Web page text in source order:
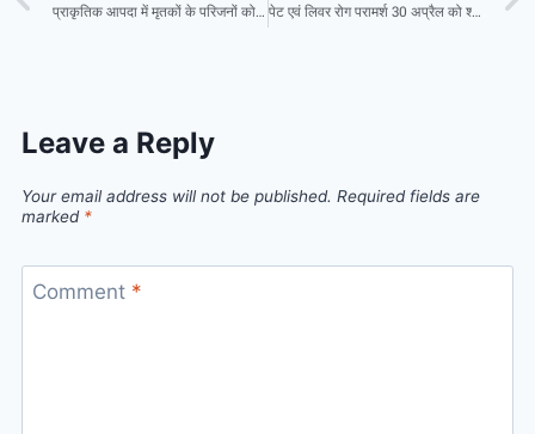
प्राकृतिक आपदा में मृतकों के परिजनों को मिली राहत, 8 लाख रुपये की सहायता स्वीकृत पेट एवं लिवर रोग परामर्श 30 अप्रैल को श्याम हॉस्पिटल भंवरपुर में
Leave a Reply
Your email address will not be published. Required fields are
marked *
Comment *